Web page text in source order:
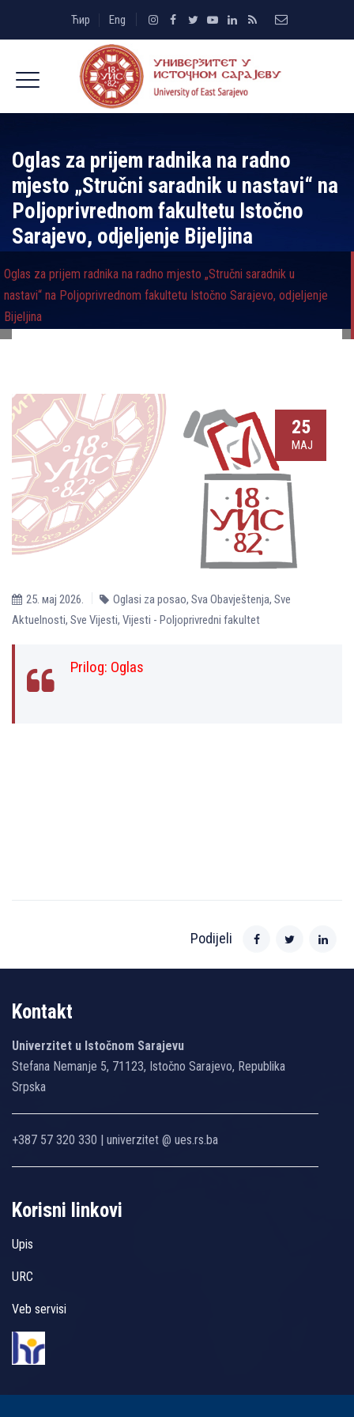
Ћир Eng
Oglas za prijem radnika na radno
mjesto „Stručni saradnik u nastavi“ na
Poljoprivrednom fakultetu Istočno
Sarajevo, odjeljenje Bijeljina
Oglas za prijem radnika na radno mjesto „Stručni saradnik u
nastavi“ na Poljoprivrednom fakultetu Istočno Sarajevo, odjeljenje
Bijeljina
25
МАЈ
25. мај 2026. Oglasi za posao, Sva Obavještenja, Sve
Aktuelnosti, Sve Vijesti, Vijesti - Poljoprivredni fakultet
Prilog: Oglas
Podijeli
Kontakt
Univerzitet u Istočnom Sarajevu
Stefana Nemanje 5, 71123, Istočno Sarajevo, Republika
Srpska
+387 57 320 330 | univerzitet @ ues.rs.ba
Korisni linkovi
Upis
URC
Veb servisi